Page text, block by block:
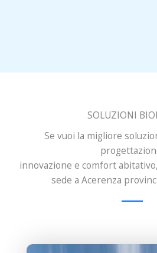
SOLUZIONI
Se vuoi la migliore
innovazione e comfort
sede a Acerenza